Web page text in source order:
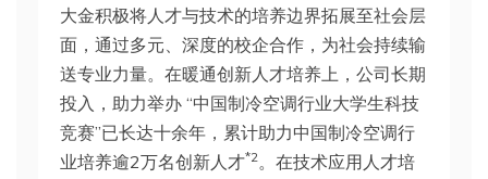
大金积极将人才与技术的培养边界拓展至社会层
面，通过多元、深度的校企合作，为社会持续输
送专业力量。在暖通创新人才培养上，公司长期
投入，助力举办 “中国制冷空调行业大学生科技
竞赛”已长达十余年，累计助力中国制冷空调行
业培养逾2万名创新人才*2。在技术应用人才培